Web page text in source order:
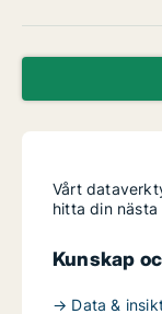
Vårt
hitta din nästa
Kunskap
→ Data &